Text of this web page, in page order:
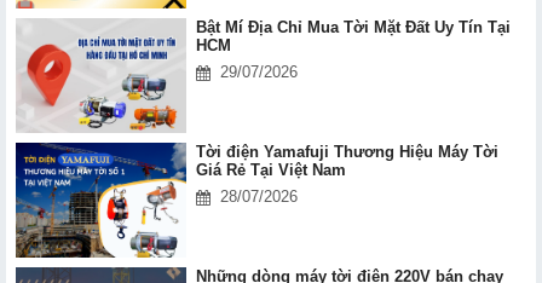
Bật Mí Địa Chỉ Mua Tời Mặt Đất Uy Tín Tại
HCM
29/07/2026
Tời điện Yamafuji Thương Hiệu Máy Tời
Giá Rẻ Tại Việt Nam
28/07/2026
Những dòng máy tời điện 220V bán chạy